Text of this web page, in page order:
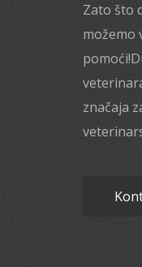
Zato što
možemo
značaja